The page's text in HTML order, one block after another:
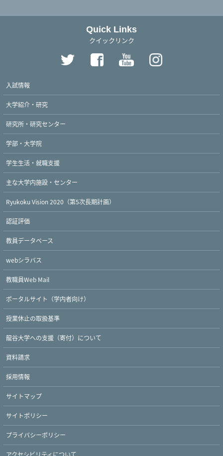
Quick Links
クイックリンク
入試情報
大学紹介・研究
研究所・研究センター
学部・大学院
学生生活・就職支援
主な大学内施設・センター
Ryukoku Vision 2020（第5次長期計画）
認証評価
教員データベース
webシラバス
教職員Web Mail
ポータルサイト（学内者向け）
授業休止の取扱基準
龍谷大学への支援（寄付）について
資料請求
採用情報
サイトマップ
サイトポリシー
プライバシーポリシー